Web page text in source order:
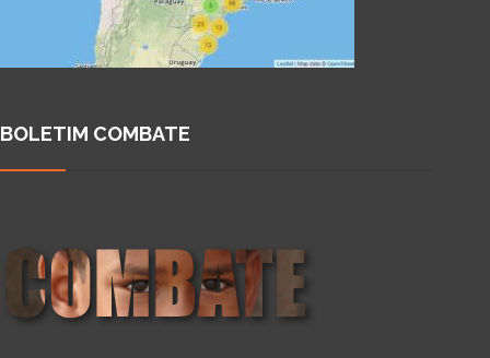
BOLETIM COMBATE